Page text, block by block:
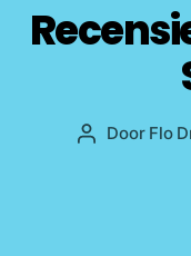
Bericht
Door Flo